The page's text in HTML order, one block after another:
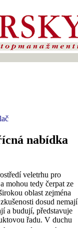
nabídka
veletrhu pro
mohou tedy čerpat ze
oblast zejména
dosud nemají
a budují, představuje
řadu. V duchu